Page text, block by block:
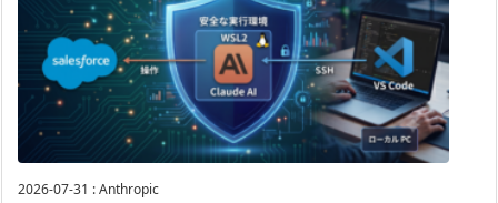
2026-07-31 :Anthropic